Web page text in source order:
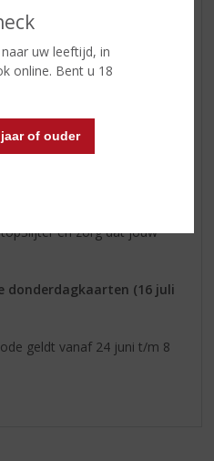
uw leeftijd, in
online. Bent u 18
of ouder
en heeft ons 30 (!)
te verdelen onder jullie.
is een liter of 10-pack
schrijf je contactgegevens
bij ons achter, dan goed je
en zorg dat jouw
donderdagkaarten (16 juli
geldt vanaf 24 juni t/m 8